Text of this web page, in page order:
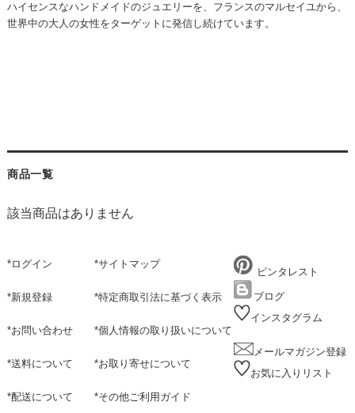
ハイセンスなハンドメイドのジュエリーを、フランスのマルセイユから、
世界中の大人の女性をターゲットに発信し続けています。
商品一覧
該当商品はありません
*ログイン
*新規登録
*お問い合わせ
*送料について
*配送について
*サイトマップ
*特定商取引法に基づく表示
*個人情報の取り扱いについて
*お取り寄せについて
*その他ご利用ガイド
ピンタレスト
ブログ
インスタグラム
メールマガジン登録
お気に入りリスト